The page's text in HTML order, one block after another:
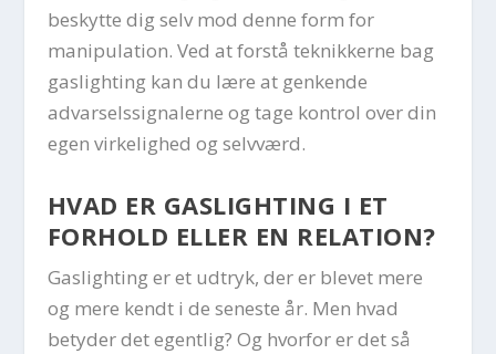
beskytte dig selv mod denne form for
manipulation. Ved at forstå teknikkerne bag
gaslighting kan du lære at genkende
advarselssignalerne og tage kontrol over din
egen virkelighed og selvværd.
HVAD ER GASLIGHTING I ET
FORHOLD ELLER EN RELATION?
Gaslighting er et udtryk, der er blevet mere
og mere kendt i de seneste år. Men hvad
betyder det egentlig? Og hvorfor er det så